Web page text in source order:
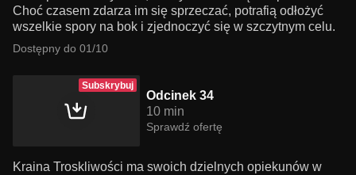
Choć czasem zdarza im się sprzeczać, potrafią odłożyć
wszelkie spory na bok i zjednoczyć się w szczytnym celu.
Dostępny do 01/10
Subskrybuj
Odcinek 34
10 min
Sprawdź ofertę
Kraina Troskliwości ma swoich dzielnych opiekunów w